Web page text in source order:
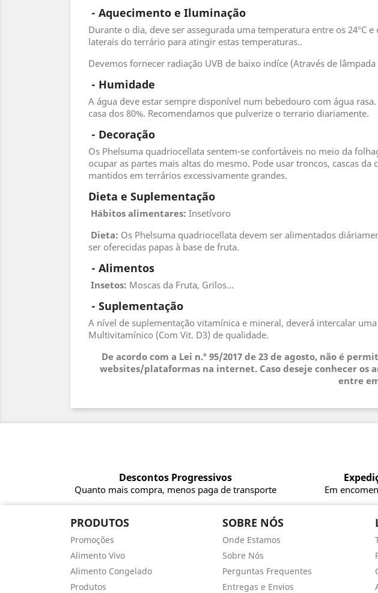
- Aquecimento e Iluminação
Durante o dia, deve ser assegurada uma temperatura entre os 24ºC
laterais do terrário para atingir estas temperaturas..
Devemos fornecer radiação UVB de baixo indíce (Através de
- Humidade
A água deve estar sempre disponível num bebedouro com água
casa dos 80%. Recomendamos que pulverize o terrario diariamente.
- Decoração
Os Phelsuma quadriocellata sentem-se confortáveis no meio da
ocupar as partes mais altas do mesmo. Pode usar troncos, cascas
mantidos em terrários excessivamente grandes.
Dieta e Suplementação
Hábitos alimentares: Insetívoro
Dieta: Os Phelsuma quadriocellata devem ser alimentados
ser oferecidas papas à base de fruta.
- Alimentos
Insetos: Moscas da Fruta, Grilos...
- Suplementação
A nível de suplementação vitamínica e mineral, deverá intercalar
Multivitamínico (Com Vit. D3) de qualidade.
De acordo com a Lei n.º 95/2017 de 23 de agosto, não é
websites/plataformas na internet. Caso deseje conhecer os
entre
Descontos Progressivos
Quanto mais compra, menos paga de transporte Em
PRODUTOS
Promoções
Alimento Vivo
Alimento Congelado
Produtos
SOBRE NÓS
Onde Estamos
Sobre Nós
Perguntas Frequentes
Entregas e Envios